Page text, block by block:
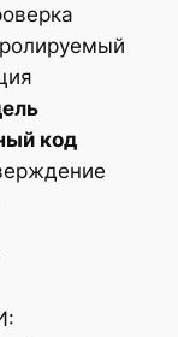
код